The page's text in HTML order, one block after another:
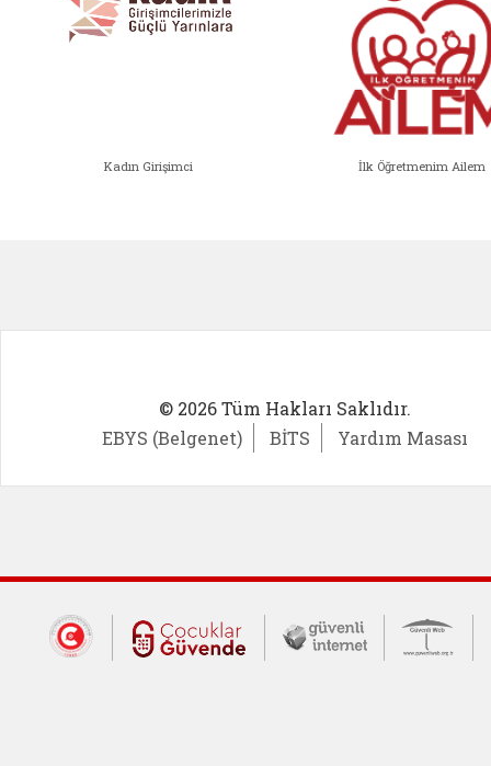
Kadın Girişimci İlk Öğretmenim Ailem
© 2026 Tüm Hakları Saklıdır.
EBYS (Belgenet)
BİTS Yardım Masası
Dış Bağlantılar
Cumhurbaşkanlığı İletişim Merkezi
Çocuklar Güvende (yeni
Güvenli